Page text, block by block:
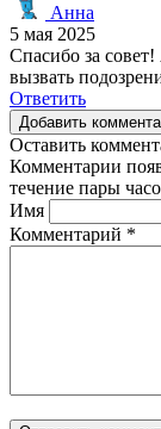
Анна
5 мая 2025
Спасибо за
вызвать
Ответить
Добавить
Оставить
Комментарии
течение пары
Имя
Комментарий *